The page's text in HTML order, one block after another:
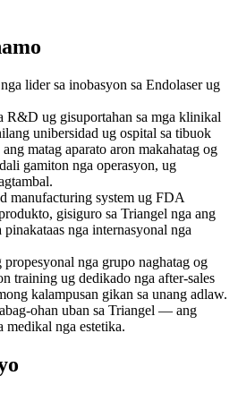
lider sa inobasyon sa Endolaser ug
R&D ug gisuportahan sa mga klinikal
unibersidad ug ospital sa tibuok
matag aparato aron makahatag og
gamiton nga operasyon, ug
manufacturing system ug FDA
gisiguro sa Triangel nga ang
nga internasyonal nga
propesyonal nga grupo naghatag og
training ug dedikado nga after-sales
kalampusan gikan sa unang adlaw.
ohan uban sa Triangel — ang
medikal nga estetika.